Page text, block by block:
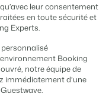
créateur de site.
ouverte.
transformer l'industrie
client leur consentement
en toute sécurité et
Experts.
Booking
notre équipe de
immédiatement d’une